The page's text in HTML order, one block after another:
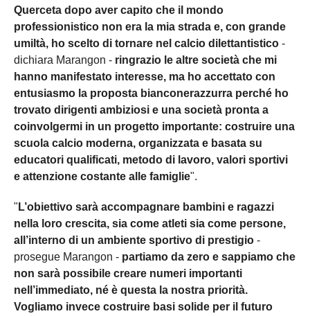
Querceta dopo aver capito che il mondo
professionistico non era la mia strada e, con grande
umiltà, ho scelto di tornare nel calcio dilettantistico -
dichiara Marangon - ringrazio le altre società che mi
hanno manifestato interesse, ma ho accettato con
entusiasmo la proposta bianconerazzurra perché ho
trovato dirigenti ambiziosi e una società pronta a
coinvolgermi in un progetto importante: costruire una
scuola calcio moderna, organizzata e basata su
educatori qualificati, metodo di lavoro, valori sportivi
e attenzione costante alle famiglie".
" L’obiettivo sarà accompagnare bambini e ragazzi
nella loro crescita, sia come atleti sia come persone,
all’interno di un ambiente sportivo di prestigio -
prosegue Marangon - partiamo da zero e sappiamo che
non sarà possibile creare numeri importanti
nell’immediato, né è questa la nostra priorità.
Vogliamo invece costruire basi solide per il futuro